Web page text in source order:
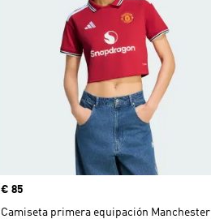
Precio
€ 85
Camiseta primera equipación Manchester